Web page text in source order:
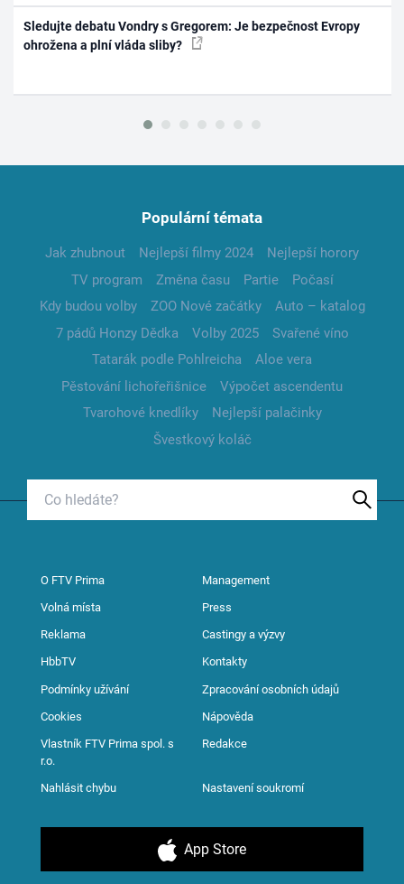
Sledujte debatu Vondry s Gregorem: Je bezpečnost Evropy
ohrožena a plní vláda sliby?
Populární témata
Jak zhubnout Nejlepší filmy 2024
Nejlepší horory
TV program
Změna času Partie
Počasí
Kdy budou volby
ZOO Nové začátky
Auto – katalog
7 pádů Honzy Dědka
Volby 2025
Svařené víno
Tatarák podle Pohlreicha
Aloe vera
Pěstování lichořeřišnice
Výpočet ascendentu
Tvarohové knedlíky
Nejlepší palačinky
Švestkový koláč
O FTV Prima Management
Volná místa Press
Reklama Castingy a výzvy
HbbTV Kontakty
Podmínky užívání Zpracování osobních údajů
Cookies Nápověda
Vlastník FTV Prima spol. s
r.o.
Redakce
Nahlásit chybu Nastavení soukromí
App Store